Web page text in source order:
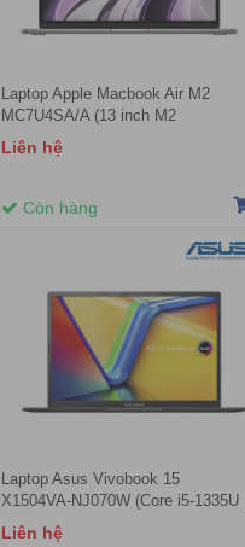
Laptop Apple Macbook Air M2
MC7U4SA/A (13 inch M2
8CPU/8GPU/16GB/256GB - Space
Grey)
Liên hệ
Còn hàng
Laptop Asus Vivobook 15
X1504VA-NJ070W (Core i5-1335U |
16GB | 512GB | Intel Iris Xe | 15.6
Liên hệ